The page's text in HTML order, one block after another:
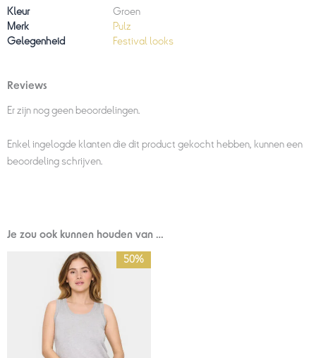
Kleur
Groen
Merk
Pulz
Gelegenheid
Festival looks
Reviews
Er zijn nog geen beoordelingen.
Enkel ingelogde klanten die dit product gekocht hebben, kunnen een
beoordeling schrijven.
Je zou ook kunnen houden van …
50%
Prijsklasse:
€25,00
tot
€49,95